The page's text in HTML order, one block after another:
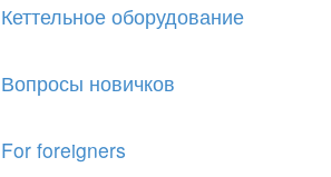
Кеттельное оборудование
Вопросы новичков
For foreigners